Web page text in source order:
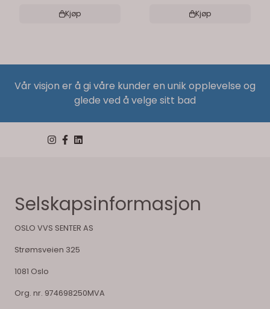
Kjøp
Kjøp
Vår visjon er å gi våre kunder en unik opplevelse og
glede ved å velge sitt bad
Selskapsinformasjon
OSLO VVS SENTER AS
Strømsveien 325
1081 Oslo
Org. nr. 974698250MVA